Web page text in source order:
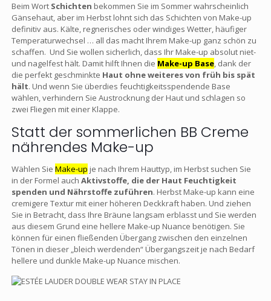
Beim Wort Schichten bekommen Sie im Sommer wahrscheinlich
Gänsehaut, aber im Herbst lohnt sich das Schichten von Make-up
definitiv aus. Kälte, regnerisches oder windiges Wetter, häufiger
Temperaturwechsel … all das macht Ihrem Make-up ganz schön zu
schaffen. Und Sie wollen sicherlich, dass Ihr Make-up absolut niet-
und nagelfest hält. Damit hilft Ihnen die Make-up Base, dank der
die perfekt geschminkte Haut ohne weiteres von früh bis spät
hält. Und wenn Sie überdies feuchtigkeitsspendende Base
wählen, verhindern Sie Austrocknung der Haut und schlagen so
zwei Fliegen mit einer Klappe.
Statt der sommerlichen BB Creme
nährendes Make-up
Wählen SieMake-up je nach Ihrem Hauttyp, im Herbst suchen Sie
in der Formel auchAktivstoffe, die der Haut Feuchtigkeit
spenden und Nährstoffe zuführen. Herbst Make-up kann eine
cremigere Textur mit einer höheren Deckkraft haben. Und ziehen
Sie in Betracht, dass Ihre Bräune langsam erblasst und Sie werden
aus diesem Grund eine hellere Make-up Nuance benötigen. Sie
können für einen fließenden Übergang zwischen den einzelnen
Tönen in dieser „bleich werdenden“ Übergangszeit je nach Bedarf
hellere und dunkle Make-up Nuance mischen.